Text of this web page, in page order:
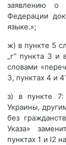
заявлению о
Федерации
языке.»;
ж) в пункте 5
„г“ пункта 3 и
словами
3, пунктах 4 и
з) в пункте 7:
Украины,
без
Указа»
пунктах 1 и I2